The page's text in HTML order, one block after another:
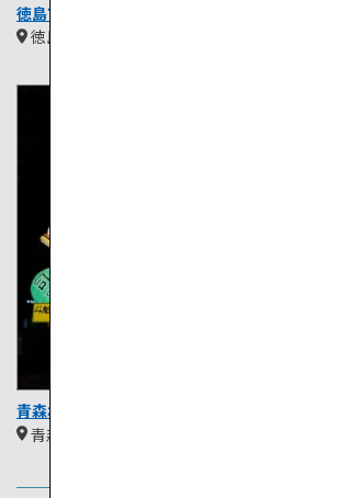
徳島市阿波踊り
徳島
青森ねぶた祭
青森